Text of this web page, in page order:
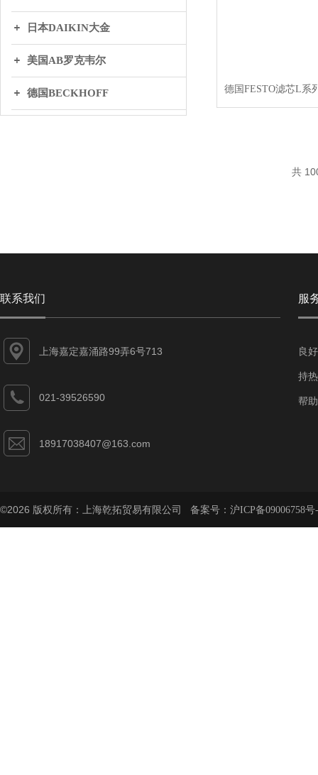
日本DAIKIN大金
美国AB罗克韦尔
德国BECKHOFF
共
联系我们
上海嘉定嘉涌路99弄6号713
021-39526590
18917038407@163.com
服
良
持
帮
©2026 版权所有：上海乾拓贸易有限公司 备案号： 沪ICP备09006758号